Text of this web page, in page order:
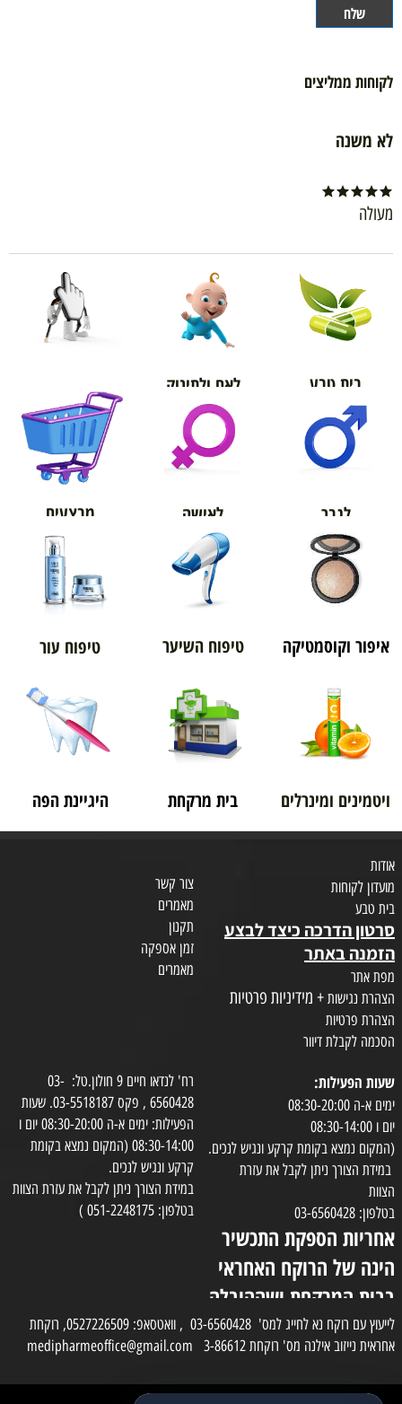
לקוחות ממליצים
לא משנה
מעולה
בית טבע לאם ולתינוק
אורטופדיה
לגבר לאישה מבצעים
איפור וקוסמטיקה טיפוח השיער טיפוח עור
ויטמינים ומינרלים בית מרקחת היגיינת הפה
אודות
מועדון לקוחות
בית טבע
סרטון הדרכה כיצד לבצע
הזמנה באתר
מפת אתר
הצהרת נגישות + מידיניות פרטיות
הצהרת פרטיות
הסכמה לקבלת דיוור
צור קשר
מאמרים
תקנון
זמן אספקה
מאמרים
שעות הפעילות:
ימים א-ה 08:30-20:00
יום ו 08:30-14:00
(המקום נמצא בקומת קרקע ונגיש לנכים.
במידת הצורך ניתן לקבל את עזרת
הצוות
בטלפון: 03-6560428
אחריות הספקת התכשיר
הינה של הרוקח האחראי
בבית המרקחת ושההובלה
בפועל תעשה בעזרת
השליח
רח' לנדאו חיים 9 חולון.טל: 03-
6560428 , פקס 03-5518187. שעות
הפעילות: ימים א-ה 08:30-20:00 יום ו
08:30-14:00 (המקום נמצא בקומת
קרקע ונגיש לנכים.
במידת הצורך ניתן לקבל את עזרת הצוות
בטלפון: 051-2248175 )
לייעוץ עם רוקח נא לחייג למס' 03-6560428 , וואטסאפ: 0527226509, רוקחת
אחראית נייזוב אילנה מס' רוקחת 3-86612 medipharmeoffice@gmail.com